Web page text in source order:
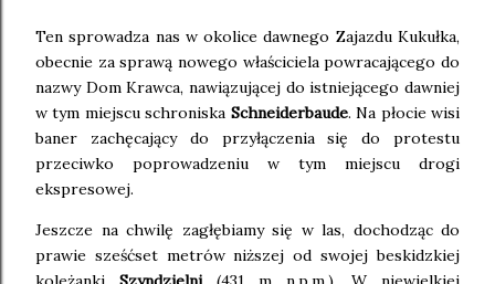
Ten sprowadza nas w okolice dawnego Zajazdu Kukułka,
obecnie za sprawą nowego właściciela powracającego do
nazwy Dom Krawca, nawiązującej do istniejącego dawniej
w tym miejscu schroniska Schneiderbaude. Na płocie wisi
baner zachęcający do przyłączenia się do protestu
przeciwko poprowadzeniu w tym miejscu drogi
ekspresowej.
Jeszcze na chwilę zagłębiamy się w las, dochodząc do
prawie sześćset metrów niższej od swojej beskidzkiej